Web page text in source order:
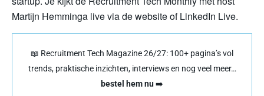
Martijn Hemminga live via de website of LinkedIn Live.
📖 Recruitment Tech Magazine 26/27: 100+ pagina’s vol
trends, praktische inzichten, interviews en nog veel meer…
bestel hem nu➡️